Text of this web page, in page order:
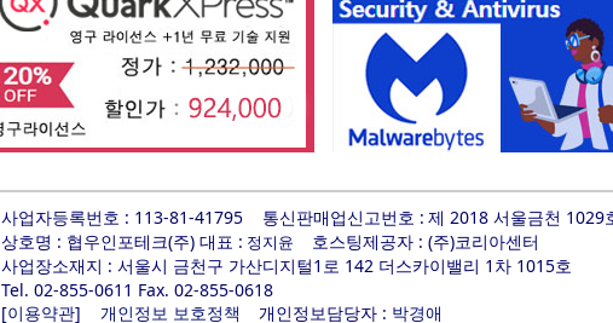
사업자등록번호 : 113-81-41795 통신판매업신고번호 : 제 2018 서울금천 1029
상호명 : 협우인포테크(주) 대표 : 정지윤
호스팅제공자 : (주)코리아센터
사업장소재지 : 서울시 금천구 가산디지털1로 142 더스카이밸리 1차 1015호
Tel. 02-855-0611 Fax. 02-855-0618
[이용약관] 개인정보 보호정책 개인정보담당자 : 박경애